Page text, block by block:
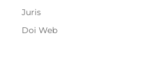
Juris
Doi Web